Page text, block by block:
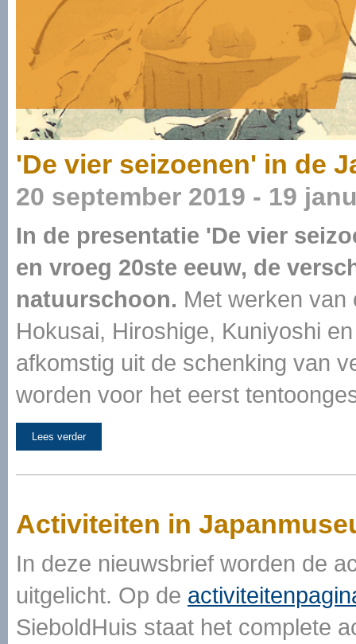
'De vier seizoenen' in de
20 september 2019 - 19
In de presentatie 'De vier
en vroeg 20ste eeuw, de
natuurschoon. Met werken van
Hokusai, Hiroshige, Kuniyoshi
afkomstig uit de schenking van
worden voor het eerst
Lees verder
Activiteiten in
In deze nieuwsbrief worden de
uitgelicht. Op de
SieboldHuis staat het complete